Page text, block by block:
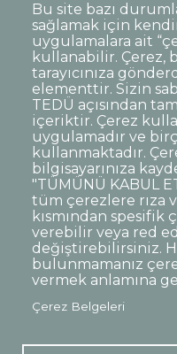
başlığı altında
Bu site bazı
sağlamak için
uygulamalara ait
kullanabilir. Çerez,
tarayıcınıza
elementtir. Sizin
TEDÜ açısından
içeriktir. Çerez
uygulamadır ve
kullanmaktadır.
bilgisayarınıza
"TÜMÜNÜ KABUL
tüm çerezlere rıza
kısmından
verebilir veya red
değiştirebilirsiniz.
bulunmamanız
vermek anlamına
Çerez Belgeleri
Dipnot
Sıkça Sorulan Sorular
Kişisel Verilerin Korunması
Gizlilik Politikası
Açık Rıza
Kurumsal Kimlik
© TED Üniversitesi. Ziya
Çankaya ANKARA
ÜniversitesiÜniversitesiÜniversitesi